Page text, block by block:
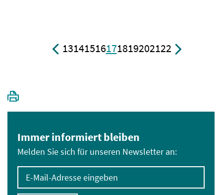
13141516171819202122
Immer informiert bleiben
Melden Sie sich für unseren Newsletter an:
E-Mail-Adresse eingeben